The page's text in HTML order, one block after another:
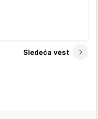
Sledeća vest